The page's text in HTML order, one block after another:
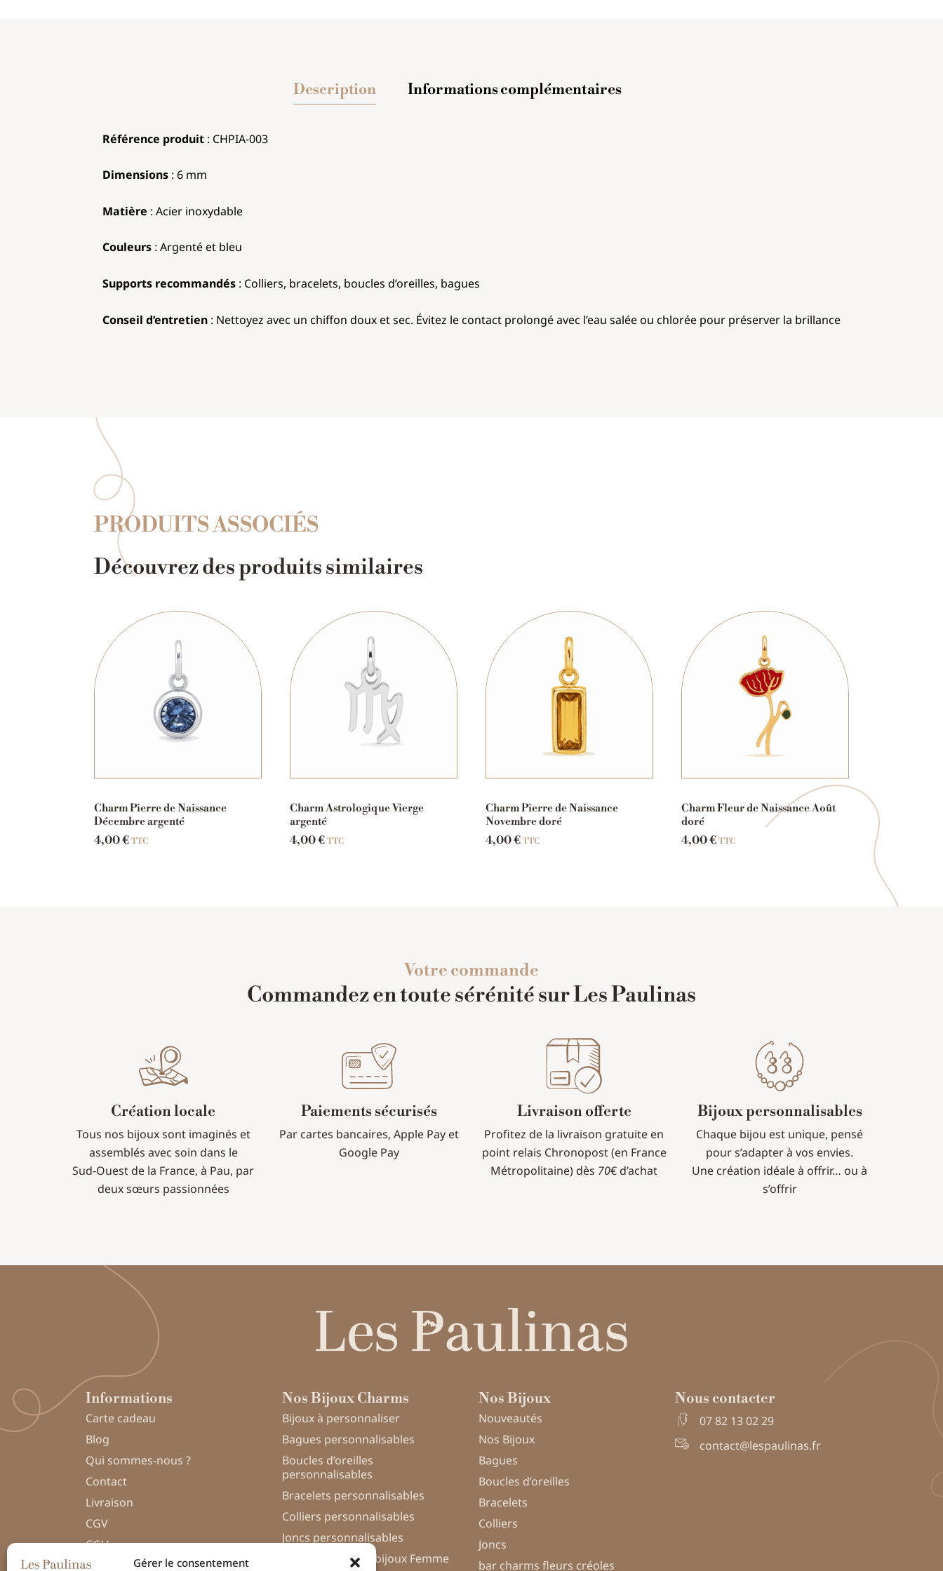
Gérer le consentement
Description Informations complémentaires
Référence produit : CHPIA-003
Dimensions : 6 mm
Matière : Acier inoxydable
Couleurs : Argenté et bleu
Supports recommandés : Colliers, bracelets, boucles d’oreilles, bagues
Conseil d’entretien : Nettoyez avec un chiffon doux et sec. Évitez le contact prolongé avec l’eau salée ou chlorée pour préserver la brillance
PRODUITS ASSOCIÉS
Découvrez des produits similaires
Charm Pierre de Naissance
Décembre argenté
4,00€ TTC
Charm Astrologique Vierge
argenté
4,00€ TTC
Charm Pierre de Naissance
Novembre doré
4,00€ TTC
Charm Fleur de Naissance Août
doré
4,00€ TTC
Votre commande
Commandez en toute sérénité sur Les Paulinas
Création locale
Tous nos bijoux sont imaginés et
assemblés avec soin dans le
Sud-Ouest de la France, à Pau, par
deux sœurs passionnées
Paiements sécurisés
Par cartes bancaires, Apple Pay et
Google Pay
Livraison offerte
Profitez de la livraison gratuite en
point relais Chronopost (en France
Métropolitaine) dès 70€ d’achat
Bijoux personnalisables
Chaque bijou est unique, pensé
pour s’adapter à vos envies.
Une création idéale à offrir… ou à
s’offrir
Informations
Carte cadeau
Blog
Qui sommes-nous ?
Contact
Livraison
CGV
CGU
Politique de confidentialité
Nos Bijoux Charms
Bijoux à personnaliser
Bagues personnalisables
Boucles d’oreilles
personnalisables
Bracelets personnalisables
Colliers personnalisables
Joncs personnalisables
Personnalisation bijoux Femme
Nos Bijoux
Nouveautés
Nos Bijoux
Bagues
Boucles d’oreilles
Bracelets
Colliers
Joncs
bar charms fleurs créoles
Nous contacter
07 82 13 02 29
contact@lespaulinas.fr